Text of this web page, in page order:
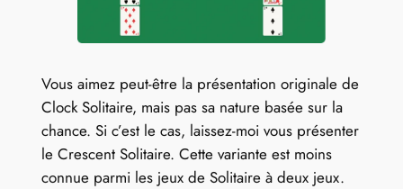
Vous aimez peut-être la présentation originale de
Clock Solitaire, mais pas sa nature basée sur la
chance. Si c’est le cas, laissez-moi vous présenter
le Crescent Solitaire. Cette variante est moins
connue parmi les jeux de Solitaire à deux jeux.